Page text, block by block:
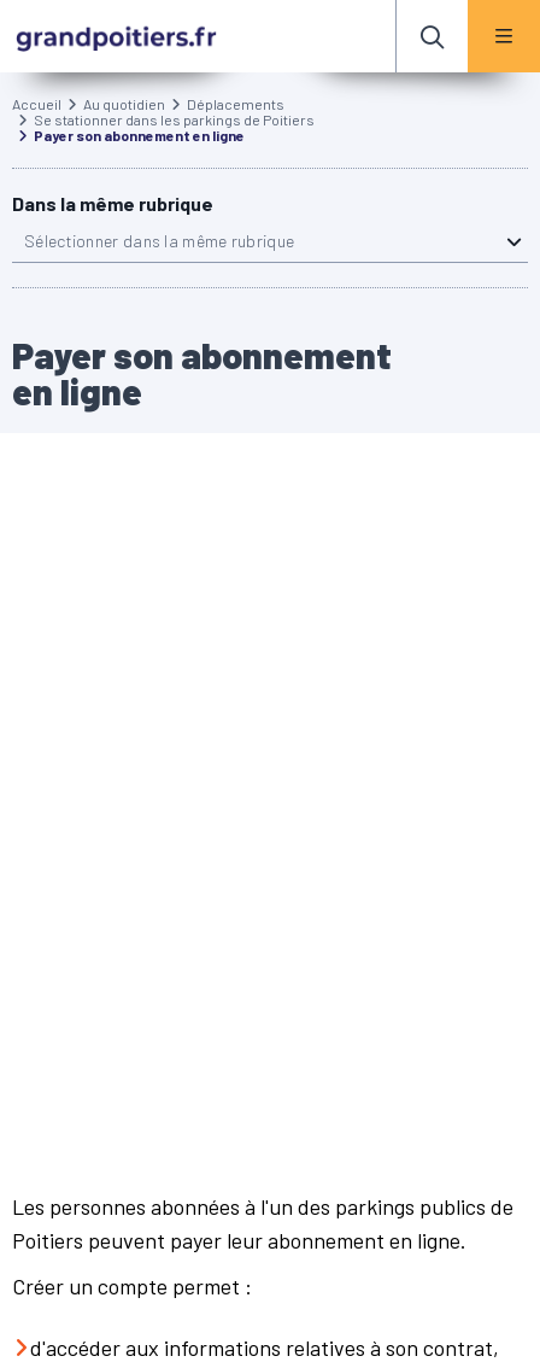
Accueil Au quotidien
Déplacements
Se stationner dans les parkings de Poitiers
Payer son abonnement en ligne
Dans la même rubrique
Sélectionner dans la même rubrique
Payer son abonnement
en ligne
Les personnes abonnées à l'un des parkings publics de
Poitiers peuvent payer leur abonnement en ligne.
Créer un compte permet :
d'accéder aux informations relatives à son contrat,